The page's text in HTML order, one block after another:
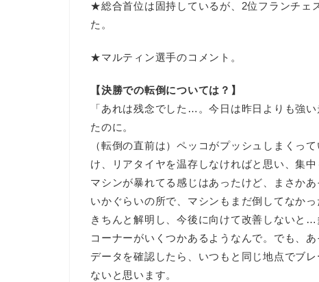
★総合首位は固持しているが、2位フランチェ
た。
★マルティン選手のコメント。
【決勝での転倒については？】
「あれは残念でした…。今日は昨日よりも強
たのに。
（転倒の直前は）ペッコがプッシュしまくっ
け、リアタイヤを温存しなければと思い、集
マシンが暴れてる感じはあったけど、まさか
いかぐらいの所で、マシンもまだ倒してなかっ
きちんと解明し、今後に向けて改善しないと
コーナーがいくつかあるようなんで。でも、
データを確認したら、いつもと同じ地点でブ
ないと思います。